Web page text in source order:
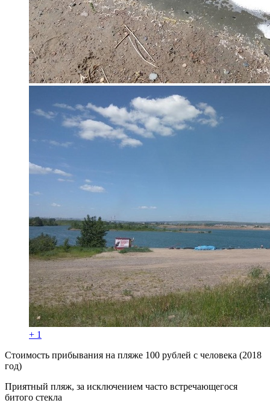
+ 1
Стоимость прибывания на пляже 100 рублей с человека (2018
год)
Приятный пляж, за исключением часто встречающегося
битого стекла